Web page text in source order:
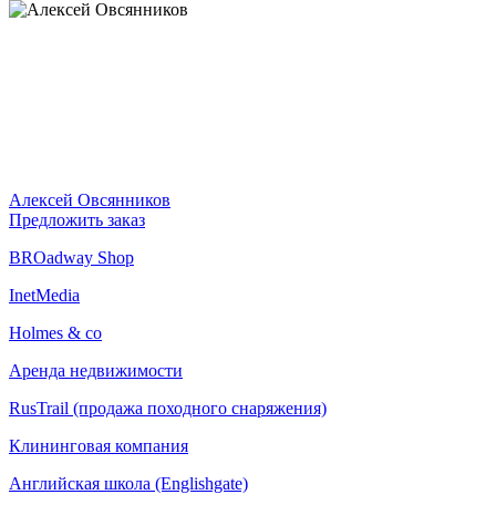
Алексей Овсянников
Предложить заказ
BROadway Shop
InetMedia
Holmes & co
Аренда недвижимости
RusTrail (продажа походного снаряжения)
Клининговая компания
Английская школа (Englishgate)